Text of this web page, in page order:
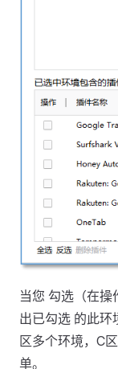
当您 勾选（在
出已勾选 的此环
区多个环境，C
单。